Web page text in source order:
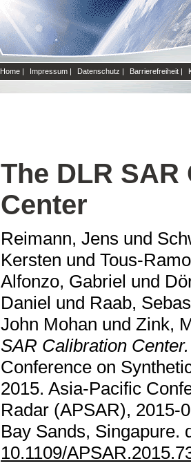
Home | Impressum | Datenschutz | Barrierefreiheit |
The DLR
Center
Reimann, Jens und
Kersten und Tous-
Alfonzo, Gabriel und
Daniel und Raab,
John Mohan und Zink,
SAR Calibration Center.
Conference on
2015. Asia-Pacific
Radar (APSAR), 2015-
Bay Sands, Singapure.
10.1109/